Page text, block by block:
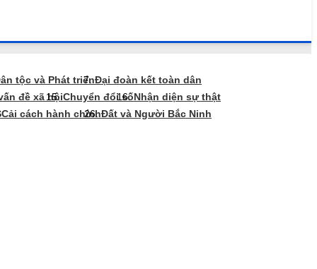
tộc và Phát triểnĐại đoàn kết toàn dân
đề xã hộiChuyển đổi sốNhận diện sự thật
Cải cách hành chínhĐất và Người Bắc Ninh